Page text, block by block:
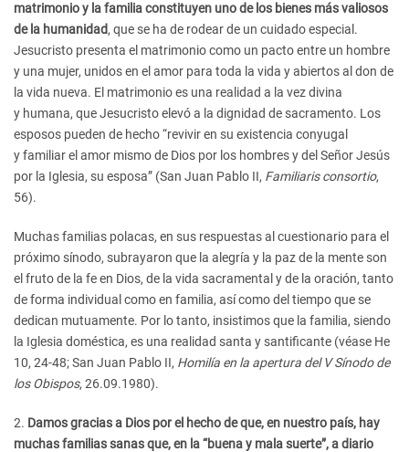
matrimonio y la familia constituyen uno de los bienes más valiosos
de la humanidad, que se ha de rodear de un cuidado especial.
Jesucristo presenta el matrimonio como un pacto entre un hombre
y una mujer, unidos en el amor para toda la vida y abiertos al don de
la vida nueva. El matrimonio es una realidad a la vez divina
y humana, que Jesucristo elevó a la dignidad de sacramento. Los
esposos pueden de hecho “revivir en su existencia conyugal
y familiar el amor mismo de Dios por los hombres y del Señor Jesús
por la Iglesia, su esposa” (San Juan Pablo II, Familiaris consortio,
56).
Muchas familias polacas, en sus respuestas al cuestionario para el
próximo sínodo, subrayaron que la alegría y la paz de la mente son
el fruto de la fe en Dios, de la vida sacramental y de la oración, tanto
de forma individual como en familia, así como del tiempo que se
dedican mutuamente. Por lo tanto, insistimos que la familia, siendo
la Iglesia doméstica, es una realidad santa y santificante (véase He
10, 24-48; San Juan Pablo II, Homilía en la apertura del V Sínodo de
los Obispos, 26.09.1980).
2. Damos gracias a Dios por el hecho de que, en nuestro país, hay
muchas familias sanas que, en la “buena y mala suerte”, a diario